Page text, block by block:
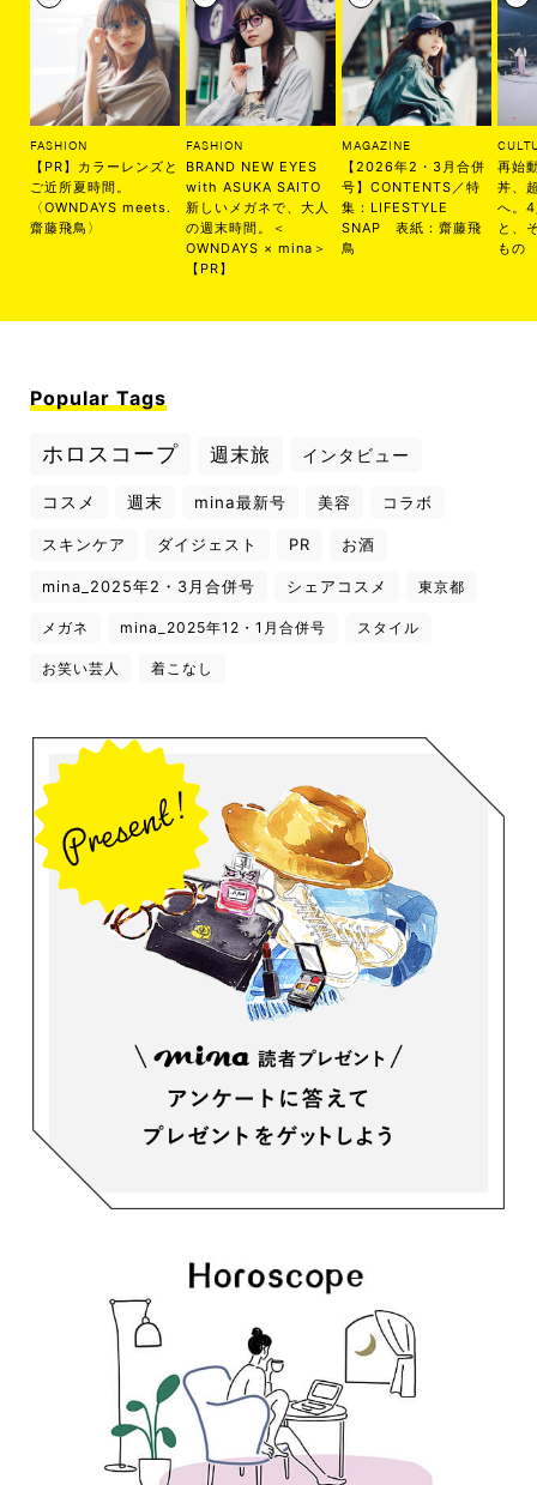
FASHION
【PR】カラーレンズと
ご近所夏時間。
〈OWNDAYS meets.
齋藤飛鳥〉
FASHION
BRAND NEW EYES
with ASUKA SAITO
新しいメガネで、大人
の週末時間。＜
OWNDAYS × mina＞
【PR】
MAGAZINE
【2026年2・3月合併
号】CONTENTS／特
集：LIFESTYLE
SNAP 表紙：齋藤飛
鳥
再始
丼、
へ。
と、
もの
Popular Tags
ホロスコープ 週末旅 インタビュー
コスメ 週末 mina最新号 美容 コラボ
スキンケア ダイジェスト PR お酒
mina_2025年2・3月合併号 シェアコスメ 東京都
メガネ mina_2025年12・1月合併号 スタイル
お笑い芸人 着こなし